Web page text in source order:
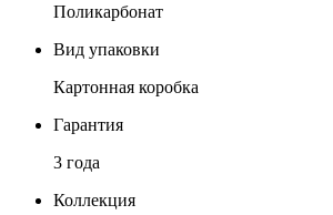
Поликарбонат
Вид упаковки
Картонная коробка
Гарантия
3 года
Коллекция